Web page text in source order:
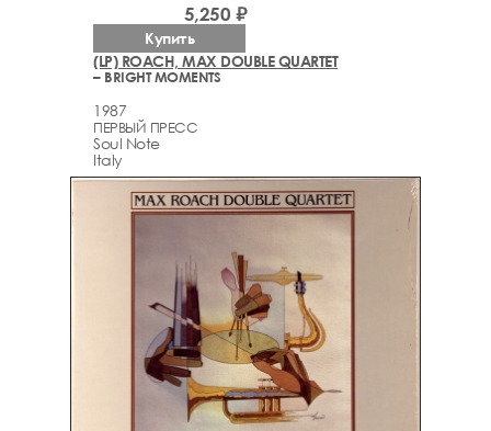
(LP) ROACH, MAX DOUBLE QUARTET
– BRIGHT MOMENTS
1987
ПЕРВЫЙ ПРЕСС
Soul Note
Italy
5,250 ₽
Купить